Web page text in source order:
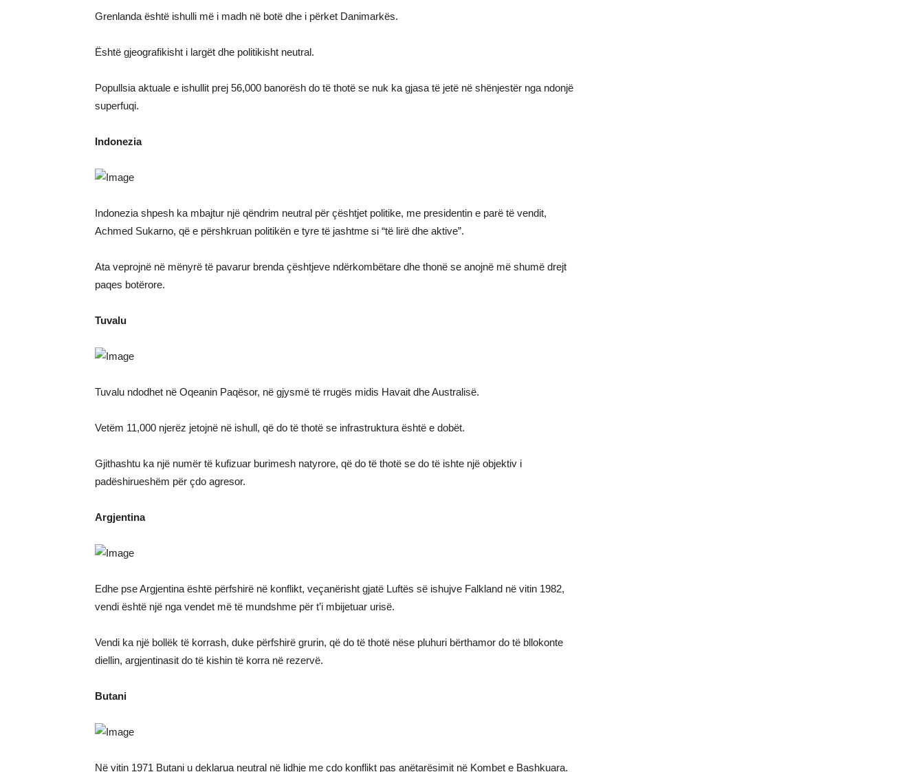
Grenlanda është ishulli më i madh në botë dhe i përket Danimarkës.
Është gjeografikisht i largët dhe politikisht neutral.
Popullsia aktuale e ishullit prej 56,000 banorësh do të thotë se nuk ka gjasa të jetë në shënjestër nga ndonjë
superfuqi.
Indonezia
Indonezia shpesh ka mbajtur një qëndrim neutral për çështjet politike, me presidentin e parë të vendit,
Achmed Sukarno, që e përshkruan politikën e tyre të jashtme si “të lirë dhe aktive”.
Ata veprojnë në mënyrë të pavarur brenda çështjeve ndërkombëtare dhe thonë se anojnë më shumë drejt
paqes botërore.
Tuvalu
Tuvalu ndodhet në Oqeanin Paqësor, në gjysmë të rrugës midis Havait dhe Australisë.
Vetëm 11,000 njerëz jetojnë në ishull, që do të thotë se infrastruktura është e dobët.
Gjithashtu ka një numër të kufizuar burimesh natyrore, që do të thotë se do të ishte një objektiv i
padëshirueshëm për çdo agresor.
Argjentina
Edhe pse Argjentina është përfshirë në konflikt, veçanërisht gjatë Luftës së ishujve Falkland në vitin 1982,
vendi është një nga vendet më të mundshme për t’i mbijetuar urisë.
Vendi ka një bollëk të korrash, duke përfshirë grurin, që do të thotë nëse pluhuri bërthamor do të bllokonte
diellin, argjentinasit do të kishin të korra në rezervë.
Butani
Në vitin 1971 Butani u deklarua neutral në lidhje me çdo konflikt pas anëtarësimit në Kombet e Bashkuara.